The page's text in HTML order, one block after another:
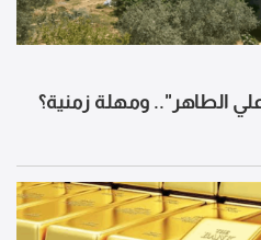
الطاهر".. ومهلة زمنية؟